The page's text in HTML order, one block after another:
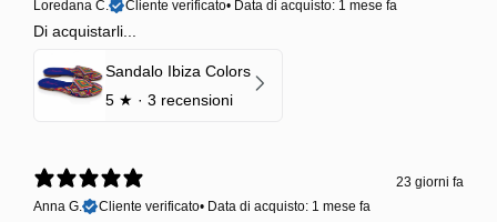
Loredana C.
Cliente verificato• Data di acquisto: 1 mese fa
Di acquistarli...
Sandalo Ibiza Colors
5 ★ · 3 recensioni
23 giorni fa
Anna G.
Cliente verificato• Data di acquisto: 1 mese fa